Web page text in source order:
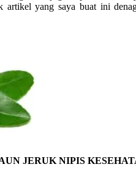
yang saya buat ini
JERUK NIPIS